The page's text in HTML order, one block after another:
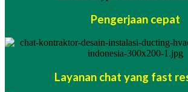
Pengerjaan cepat
Layanan chat yang fast